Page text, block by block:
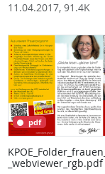
11.04.2017, 91.4K
pdf
_webviewer_rgb.pdf